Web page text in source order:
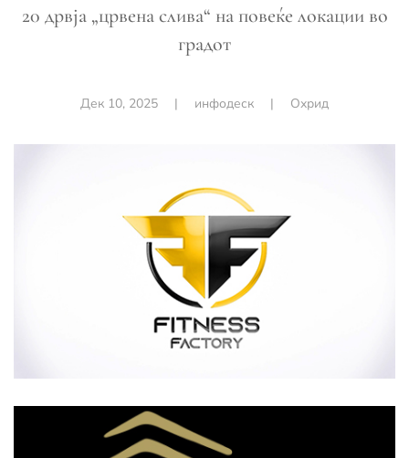
20 дрвја „црвена слива“ на повеќе локации во
градот
Дек 10, 2025 | инфодеск | Охрид